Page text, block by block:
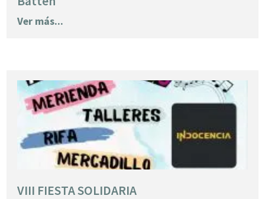
Ver más...
VIII FIESTA SOLIDARIA